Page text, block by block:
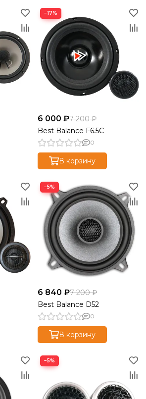
−17%
6 000 ₽7 200 ₽
Best Balance F6.5C
0
В корзину
−5%
6 840 ₽7 200 ₽
Best Balance D52
0
В корзину
−5%